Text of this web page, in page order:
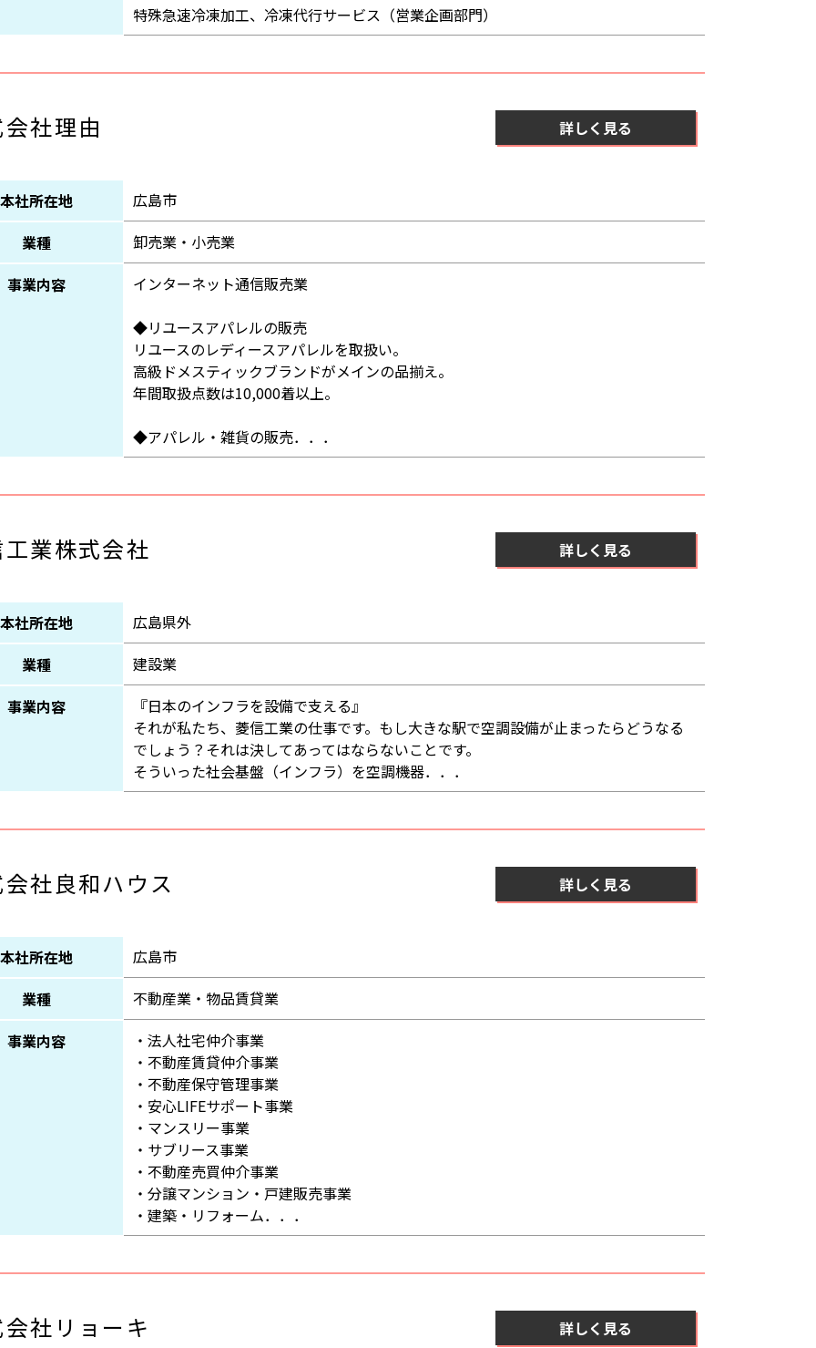
特殊急速冷凍加工、冷凍代行サービス（営業企画部門）
社理由 詳しく見る
本社所在地
広島市
業種
卸売業・小売業
事業内容
インターネット通信販売業
◆リユースアパレルの販売
リユースのレディースアパレルを取扱い。
高級ドメスティックブランドがメインの品揃え。
年間取扱点数は10,000着以上。
◆アパレル・雑貨の販売．．．
業株式会社 詳しく見る
本社所在地
広島県外
業種
建設業
事業内容
『日本のインフラを設備で支える』
それが私たち、菱信工業の仕事です。もし大きな駅で空調設備が止まったらどうなる
でしょう？それは決してあってはならないことです。
そういった社会基盤（インフラ）を空調機器．．．
社良和ハウス 詳しく見る
本社所在地
広島市
業種
不動産業・物品賃貸業
事業内容
・法人社宅仲介事業
・不動産賃貸仲介事業
・不動産保守管理事業
・安心LIFEサポート事業
・マンスリー事業
・サブリース事業
・不動産売買仲介事業
・分譲マンション・戸建販売事業
・建築・リフォーム．．．
社リョーキ 詳しく見る